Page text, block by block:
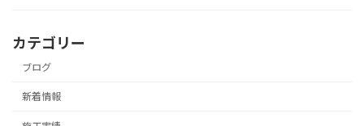
カテゴリー
ブログ
新着情報